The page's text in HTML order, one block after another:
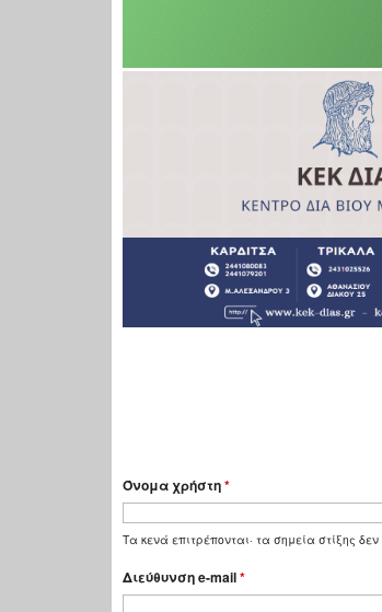
Όνομα χρήστη*
Τα κενά επιτρέπονται· τα σημεία στίξης
Διεύθυνση e-mail*